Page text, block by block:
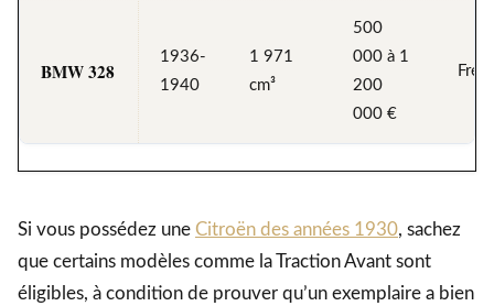
BMW 328
1936-
1940
1 971
cm³
500
000 à 1
200
000 €
Si vous possédez une Citroën des années 1930, sachez
que certains modèles comme la Traction Avant sont
éligibles, à condition de prouver qu’un exemplaire a bien